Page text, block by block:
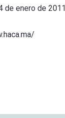
de enero de 2011